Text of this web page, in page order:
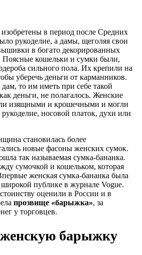
в период после Средних
рукоделие, а дамы, щеголяя свои
в богато декорированных
Поясные кошельки и сумки были,
сильного пола. Их крепили на
уберечь деньги от карманников.
дам, то им иметь при себе такой
деньги, не полагалось. Женские
изящными и крошечными и могли
носовой платок, духи или
становилась более
новые фасоны женских сумок.
так называемая сумка-бананка.
сумочкой и кошельком, которая
женская сумка-бананка была
публике в журнале Vogue.
оценили в России и в
прозвище «барыжка», за
у торговцев.
барыжку